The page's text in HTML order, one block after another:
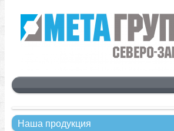
Главная
Продукция
Нержавеющая сталь
Наша продукция